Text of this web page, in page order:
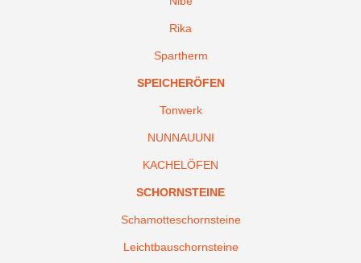
Rika
Spartherm
SPEICHERÖFEN
Tonwerk
NUNNAUUNI
KACHELÖFEN
SCHORNSTEINE
Schamotteschornsteine
Leichtbauschornsteine